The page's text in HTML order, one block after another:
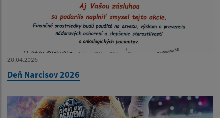
20.04.2026
Deň Narcisov 2026